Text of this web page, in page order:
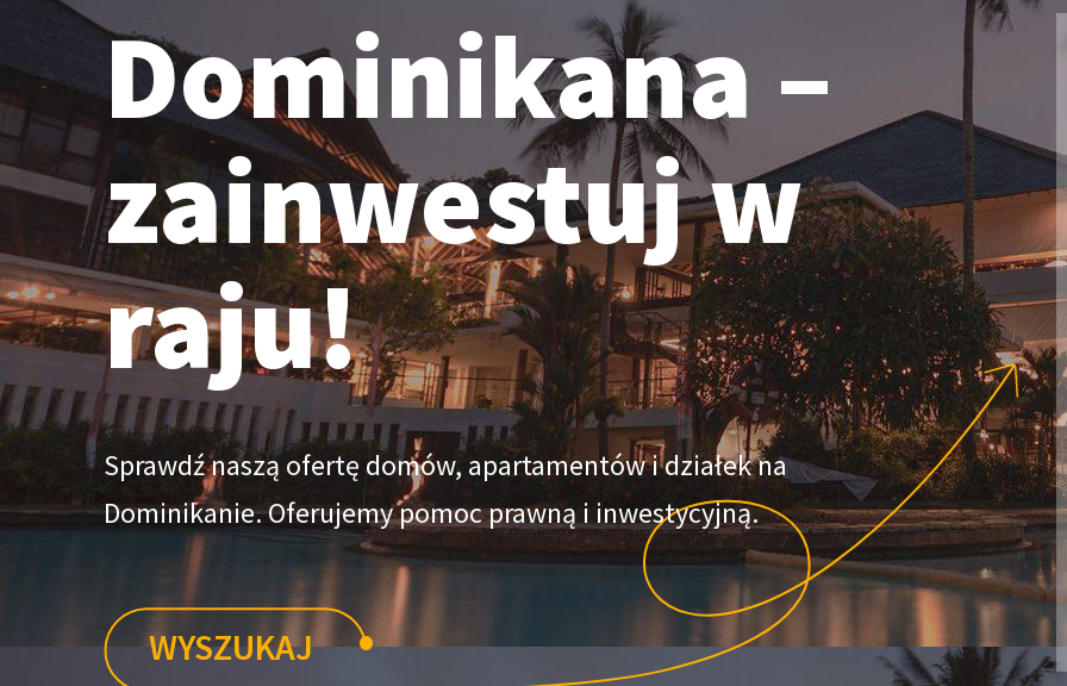
Dominikana –
zainwestuj w
raju!
Sprawdź naszą ofertę domów, apartamentów i działek na
Dominikanie. Oferujemy pomoc prawną i inwestycyjną.
WYSZUKAJ •